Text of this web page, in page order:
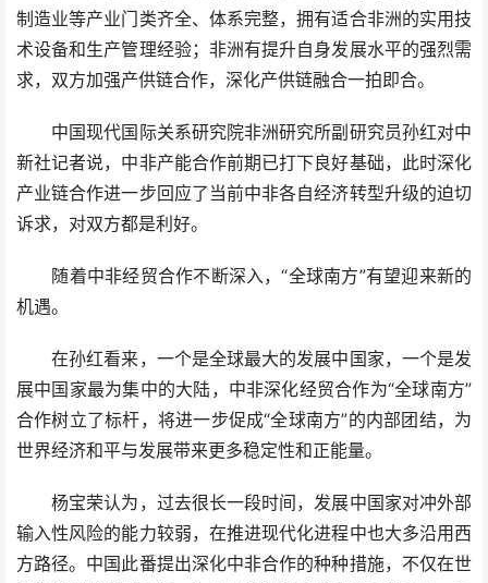
制造业等产业门类齐全、体系完整，拥有适合非洲的实用技
术设备和生产管理经验；非洲有提升自身发展水平的强烈需
求，双方加强产供链合作，深化产供链融合一拍即合。
中国现代国际关系研究院非洲研究所副研究员孙红对中
新社记者说，中非产能合作前期已打下良好基础，此时深化
产业链合作进一步回应了当前中非各自经济转型升级的迫切
诉求，对双方都是利好。
随着中非经贸合作不断深入，“全球南方”有望迎来新的
机遇。
在孙红看来，一个是全球最大的发展中国家，一个是发
展中国家最为集中的大陆，中非深化经贸合作为“全球南方”
合作树立了标杆，将进一步促成“全球南方”的内部团结，为
世界经济和平与发展带来更多稳定性和正能量。
杨宝荣认为，过去很长一段时间，发展中国家对冲外部
输入性风险的能力较弱，在推进现代化进程中也大多沿用西
方路径。中国此番提出深化中非合作的种种措施，不仅在世